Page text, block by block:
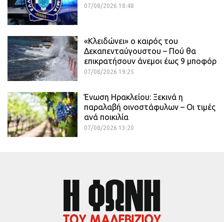
07/08/2026 18:48
«Κλειδώνει» ο καιρός του
Δεκαπενταύγουστου – Πού θα
επικρατήσουν άνεμοι έως 9 μποφόρ
07/08/2026 19:25
Ένωση Ηρακλείου: Ξεκινά η
παραλαβή οινοστάφυλων – Οι τιμές
ανά ποικιλία
07/08/2026 13:20